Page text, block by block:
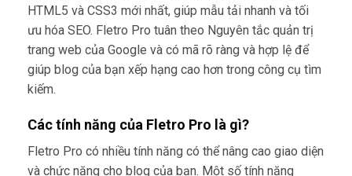
HTML5 và CSS3 mới nhất, giúp mẫu tải nhanh và tối
ưu hóa SEO. Fletro Pro tuân theo Nguyên tắc quản trị
trang web của Google và có mã rõ ràng và hợp lệ để
giúp blog của bạn xếp hạng cao hơn trong công cụ tìm
kiếm.
Các tính năng của Fletro Pro là gì?
Fletro Pro có nhiều tính năng có thể nâng cao giao diện
và chức năng cho blog của bạn. Một số tính năng